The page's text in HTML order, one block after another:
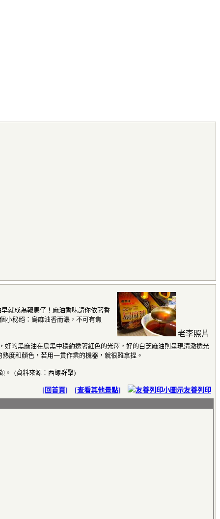
老李照片
就成為報馬仔！麻油香味請你依著香
小秘絕：烏麻油香而濃，不可有焦
的黑麻油在烏黑中穩約透著紅色的光澤，好的白芝麻油則呈現清澈透光
熟度和顏色，若用一貫作業的機器，就很難拿捏。
。 (資料來源：西螺群聚)
[ 回首頁] [查看其他景點] 友善列印